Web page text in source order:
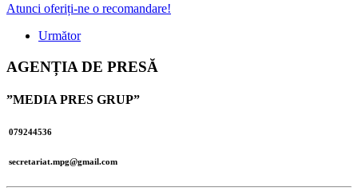
Atunci oferiți-ne o recomandare!
Următor
AGENȚIA DE PRESĂ
”MEDIA PRES GRUP”
079244536
secretariat.mpg@gmail.com